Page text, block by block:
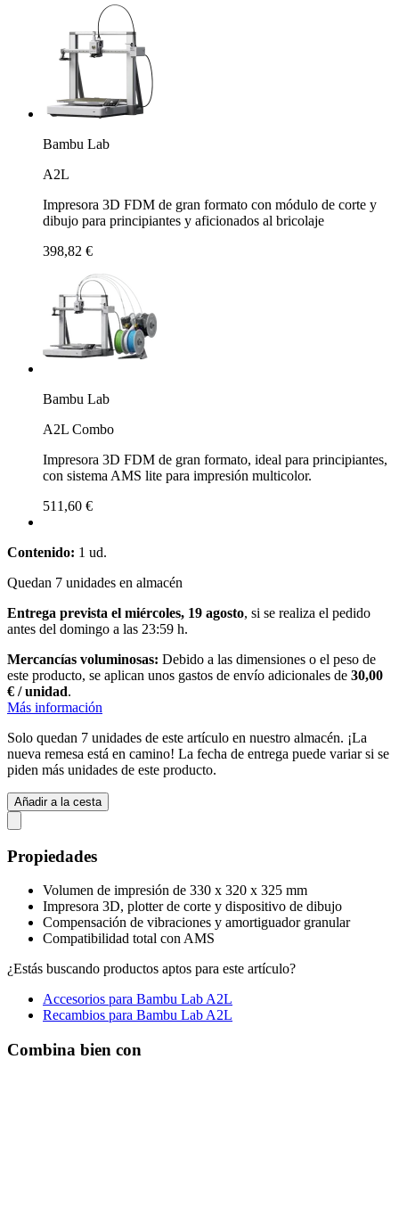
Bambu Lab
A2L
Impresora 3D FDM de gran formato con módulo de corte y
dibujo para principiantes y aficionados al bricolaje
398,82 €
Bambu Lab
A2L Combo
Impresora 3D FDM de gran formato, ideal para principiantes,
con sistema AMS lite para impresión multicolor.
511,60 €
Contenido: 1 ud.
Quedan 7 unidades en almacén
Entrega prevista el miércoles, 19 agosto, si se realiza el pedido
antes del domingo a las 23:59 h.
Mercancías voluminosas: Debido a las dimensiones o el peso de
este producto, se aplican unos gastos de envío adicionales de 30,00
€ / unidad.
Más información
Solo quedan 7 unidades de este artículo en nuestro almacén. ¡La
nueva remesa está en camino! La fecha de entrega puede variar si se
piden más unidades de este producto.
Añadir a la cesta
Propiedades
Volumen de impresión de 330 x 320 x 325 mm
Impresora 3D, plotter de corte y dispositivo de dibujo
Compensación de vibraciones y amortiguador granular
Compatibilidad total con AMS
¿Estás buscando productos aptos para este artículo?
Accesorios para Bambu Lab A2L
Recambios para Bambu Lab A2L
Combina bien con